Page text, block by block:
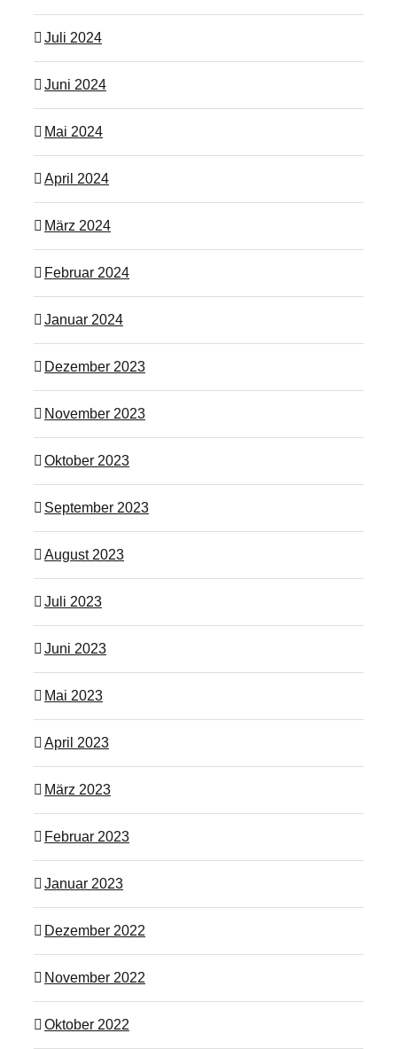
Juli 2024
Juni 2024
Mai 2024
April 2024
März 2024
Februar 2024
Januar 2024
Dezember 2023
November 2023
Oktober 2023
September 2023
August 2023
Juli 2023
Juni 2023
Mai 2023
April 2023
März 2023
Februar 2023
Januar 2023
Dezember 2022
November 2022
Oktober 2022